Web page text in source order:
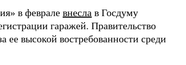
в феврале внесла в Госдуму
гаражей. Правительство
ее высокой востребованности среди